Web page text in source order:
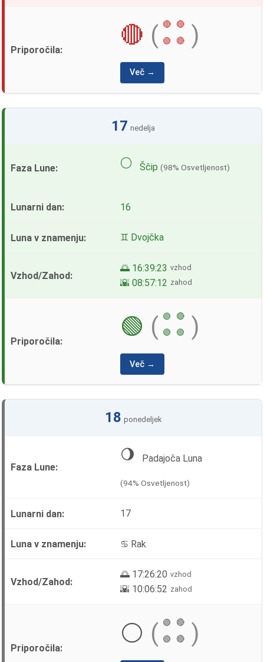
🔴 ( 🔴
🔴
🟢
🔴 )
Več →
17 nedelja
🌕 Ščip(98% Osvetljenost)
16
♊ Dvojčka
🌅 16:39:23 vzhod
🌇 08:57:12 zahod
🟢 ( 🟢
🔴
🟢
🟢 )
Več →
18 ponedeljek
🌖 Padajoča Luna
(94% Osvetljenost)
17
♋ Rak
🌅 17:26:20 vzhod
🌇 10:06:52 zahod
⚪ ( 🟢
🔴
🟢
🔴 )